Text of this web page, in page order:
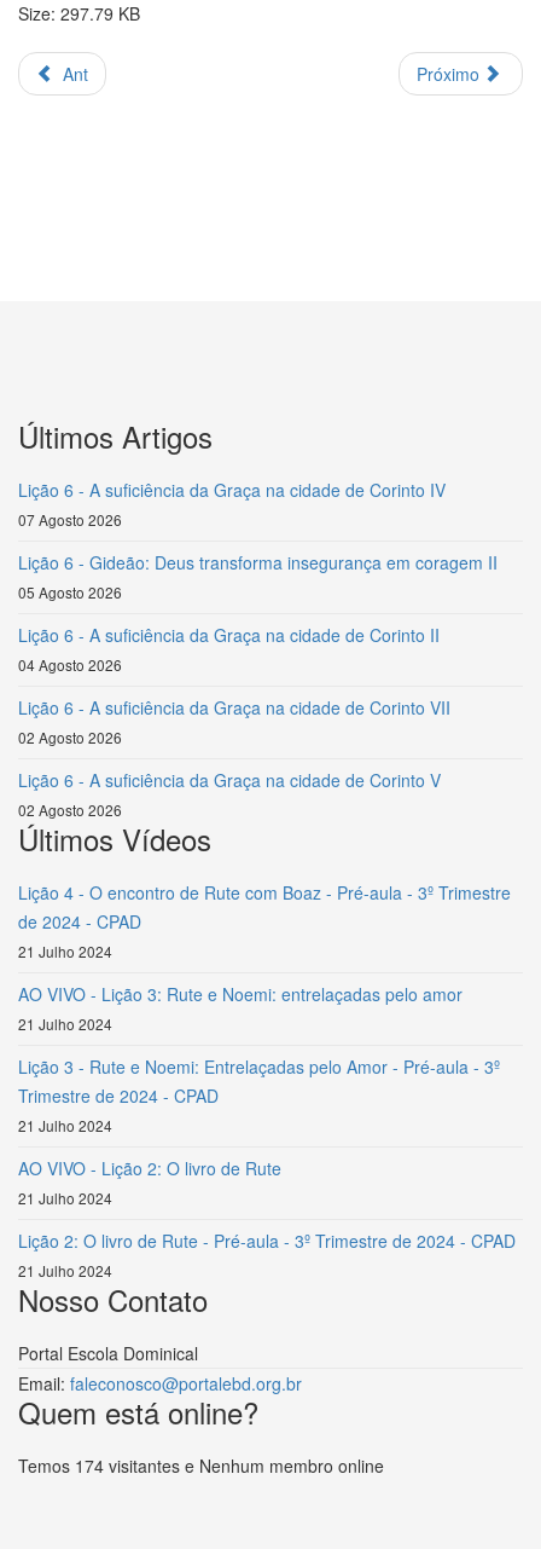
Size: 297.79 KB
Ant Próximo
Últimos Artigos
Lição 6 - A suficiência da Graça na cidade de Corinto IV
07 Agosto 2026
Lição 6 - Gideão: Deus transforma insegurança em coragem II
05 Agosto 2026
Lição 6 - A suficiência da Graça na cidade de Corinto II
04 Agosto 2026
Lição 6 - A suficiência da Graça na cidade de Corinto VII
02 Agosto 2026
Lição 6 - A suficiência da Graça na cidade de Corinto V
02 Agosto 2026
Últimos Vídeos
Lição 4 - O encontro de Rute com Boaz - Pré-aula - 3º Trimestre
de 2024 - CPAD
21 Julho 2024
AO VIVO - Lição 3: Rute e Noemi: entrelaçadas pelo amor
21 Julho 2024
Lição 3 - Rute e Noemi: Entrelaçadas pelo Amor - Pré-aula - 3º
Trimestre de 2024 - CPAD
21 Julho 2024
AO VIVO - Lição 2: O livro de Rute
21 Julho 2024
Lição 2: O livro de Rute - Pré-aula - 3º Trimestre de 2024 - CPAD
21 Julho 2024
Nosso Contato
Portal Escola Dominical
Email: faleconosco@portalebd.org.br
Quem está online?
Temos 174 visitantes e Nenhum membro online